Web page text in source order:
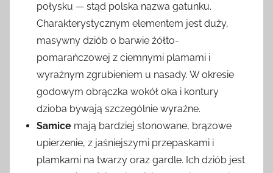
połysku — stąd polska nazwa gatunku.
Charakterystycznym elementem jest duży,
masywny dziób o barwie żółto-
pomarańczowej z ciemnymi plamami i
wyraźnym zgrubieniem u nasady. W okresie
godowym obrączka wokół oka i kontury
dzioba bywają szczególnie wyraźne.
Samice mają bardziej stonowane, brązowe
upierzenie, z jaśniejszymi przepaskami i
plamkami na twarzy oraz gardle. Ich dziób jest